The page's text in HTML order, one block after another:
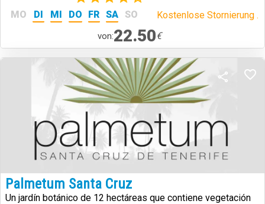
vulkanische Landschaften und Artenvielfalt vereint.
MO DI MI DO FR SA SO Kostenlose Stornierung .
von:22.50€
Palmetum Santa Cruz
Un jardín botánico de 12 hectáreas que contiene vegetación